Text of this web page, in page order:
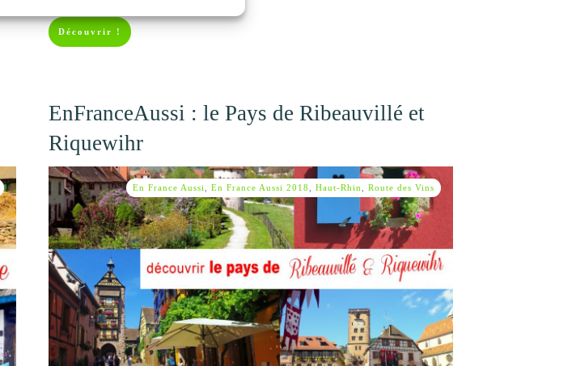
Découvrir !
EnFranceAussi : le Pays de Ribeauvillé et
Riquewihr
En France Aussi En France Aussi 2018 Haut-Rhin Route des Vins